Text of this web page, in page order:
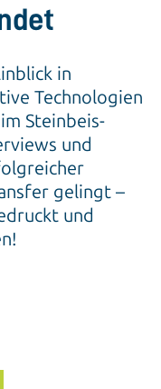
in
Technologien
Steinbeis-
und
gelingt –
und